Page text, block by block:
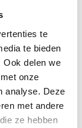
te
te bieden
Ook delen we
onze
analyse. Deze
met andere
ze hebben
toepassing.
uit één
stand-alone
en is